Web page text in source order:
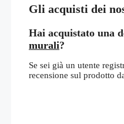
Gli acquisti dei
Hai acquistato una
murali?
Se sei già un utente
recensione sul prodotto